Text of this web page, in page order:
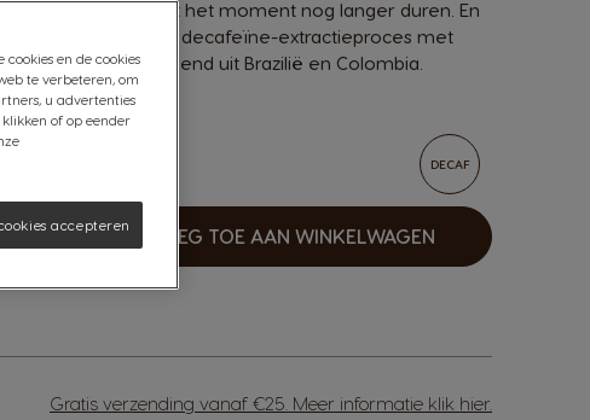
aroma's laat het moment nog langer duren. En
het natuurlijke decafeïne-extractieproces met
Arabica-blend uit Brazilië en Colombia.
DECAF
Verhogen
VOEG TOE AAN WINKELWAGEN
Gratis verzending vanaf €25. Meer informatie klik hier
en de cookies
te verbeteren, om
u advertenties
klikken of op eender
accepteren